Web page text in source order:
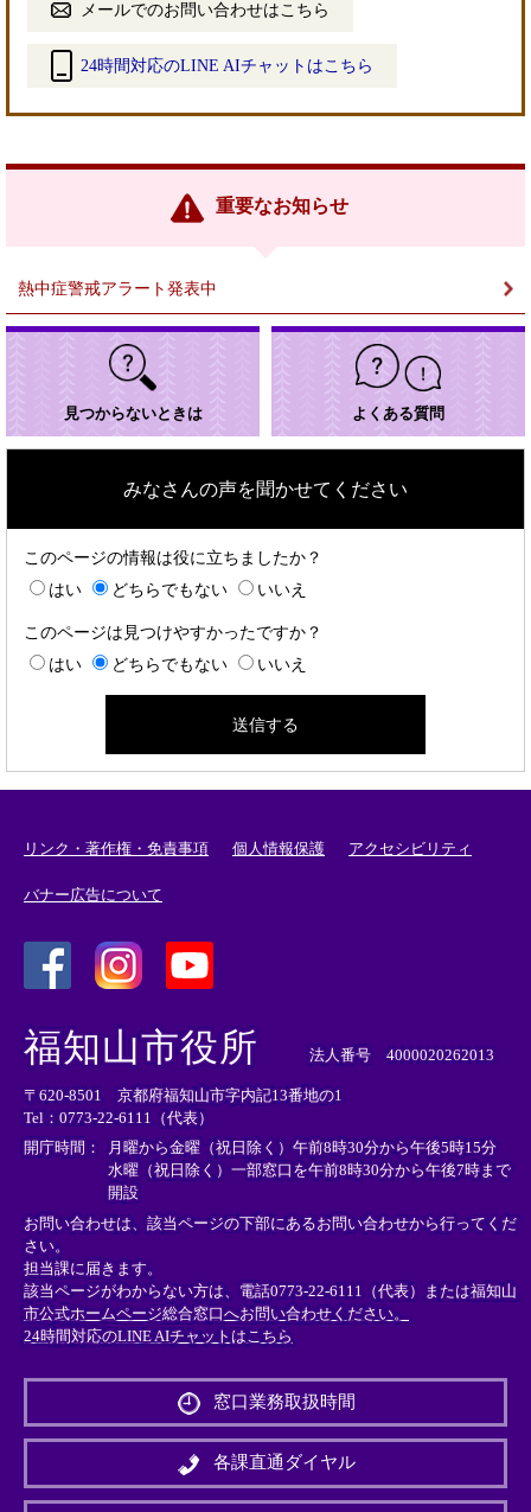
メールでのお問い合わせはこちら
24時間対応のLINE AIチャットはこちら
リ
重要なお知らせ
熱中症警戒アラート発表中
見つからないときは よくある質問
みなさんの声を聞かせてください
このページの情報は役に立ちましたか？
はい
どちらでもない いいえ
このページは見つけやすかったですか？
はい
どちらでもない いいえ
リンク・著作権・免責事項 個人情報保護 アクセシビリティ
バナー広告について
外
部
リ
ン
ク
＞
外
リ
ン
ク
＞
外
部
ン
ク
＞
福知山市役所 法人番号 4000020262013
〒620-8501 京都府福知山市字内記13番地の1
Tel：0773-22-6111（代表）
開庁時間：
月曜から金曜（祝日除く）午前8時30分から午後5時15分
水曜（祝日除く）一部窓口を午前8時30分から午後7時まで
開設
お問い合わせは、該当ページの下部にあるお問い合わせから行ってくだ
さい。
担当課に届きます。
該当ページがわからない方は、電話0773-22-6111（代表）または福知山
市公式ホームページ総合窓口へお問い合わせください。
24時間対応のLINE AIチャットはこちら
外
リ
＞
窓口業務取扱時間
各課直通ダイヤル